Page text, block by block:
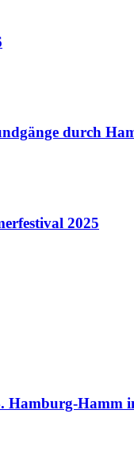
durch
2025
Hamburg-Hamm